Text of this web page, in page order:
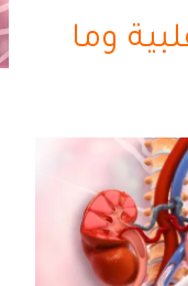
وما